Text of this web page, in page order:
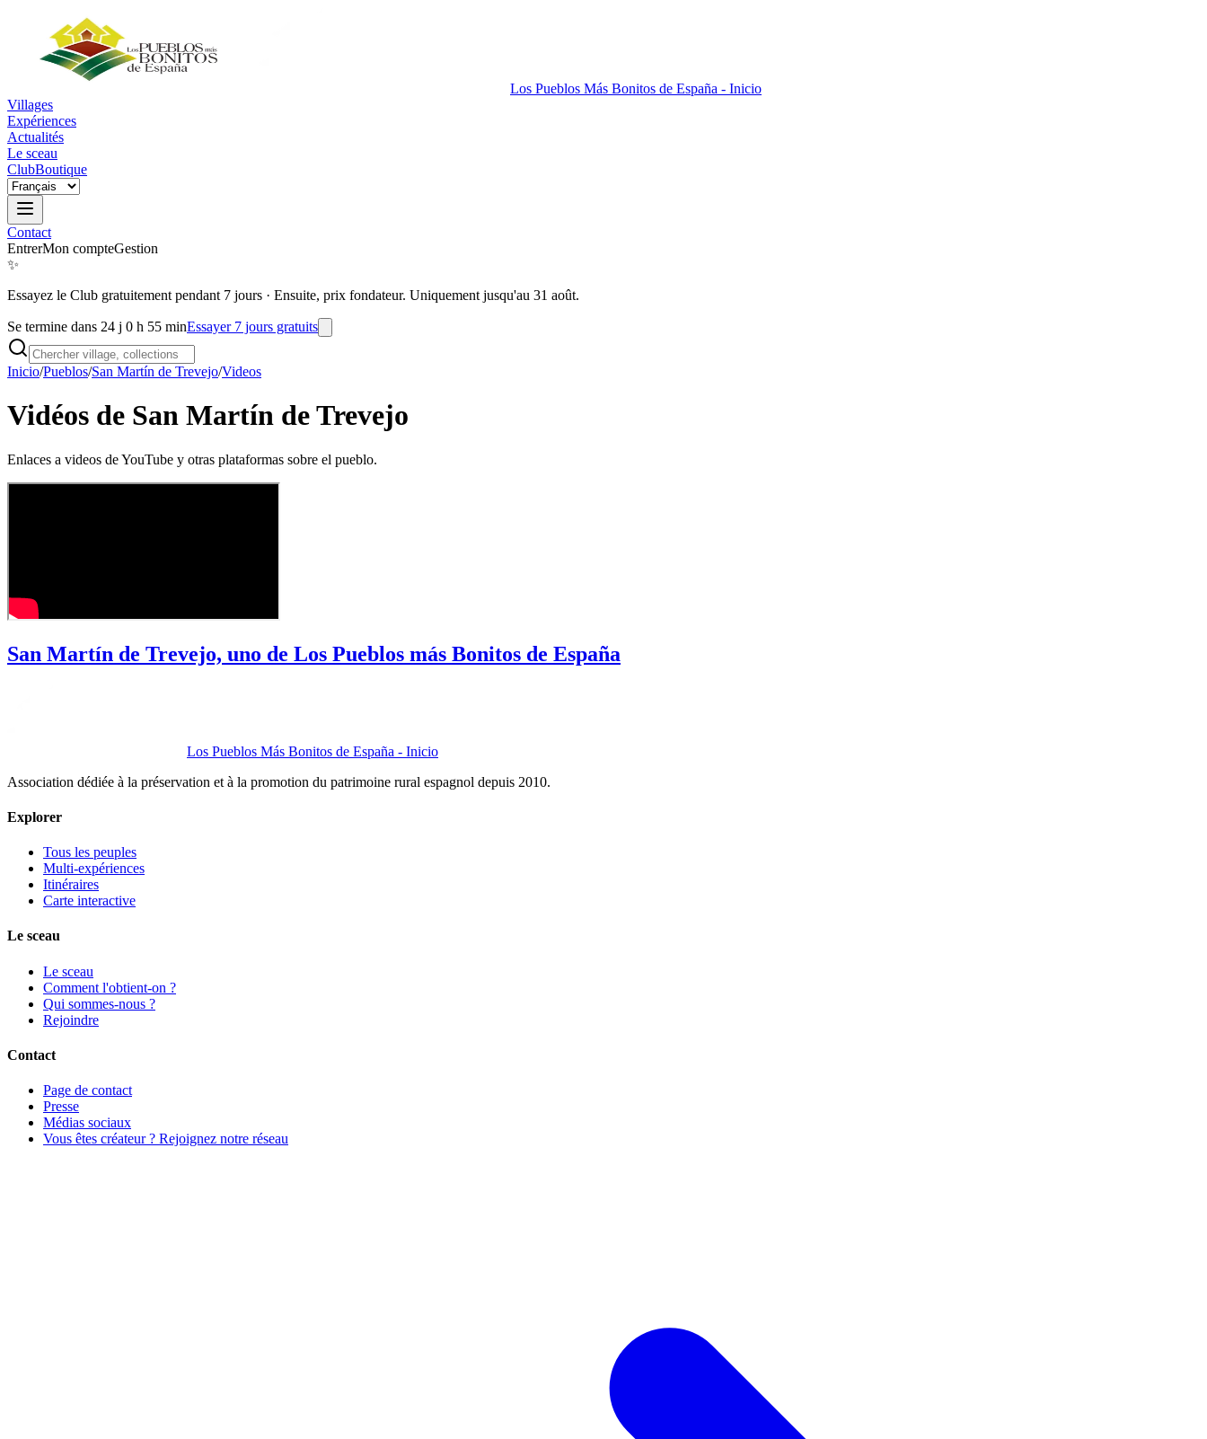
Los Pueblos Más Bonitos de España - Inicio
Villages
Expériences
Actualités
Le sceau
ClubBoutique
Contact
EntrerMon compteGestion
✨
Essayez le Club gratuitement pendant 7 jours · Ensuite, prix fondateur. Uniquement jusqu'au 31 août.
Se termine dans 24 j 0 h 55 minEssayer 7 jours gratuits
Inicio/Pueblos/San Martín de Trevejo/Videos
Vidéos de San Martín de Trevejo
Enlaces a videos de YouTube y otras plataformas sobre el pueblo.
San Martín de Trevejo, uno de Los Pueblos más Bonitos de España
Los Pueblos Más Bonitos de España - Inicio
Association dédiée à la préservation et à la promotion du patrimoine rural espagnol depuis 2010.
Explorer
Tous les peuples
Multi-expériences
Itinéraires
Carte interactive
Le sceau
Le sceau
Comment l'obtient-on ?
Qui sommes-nous ?
Rejoindre
Contact
Page de contact
Presse
Médias sociaux
Vous êtes créateur ? Rejoignez notre réseau